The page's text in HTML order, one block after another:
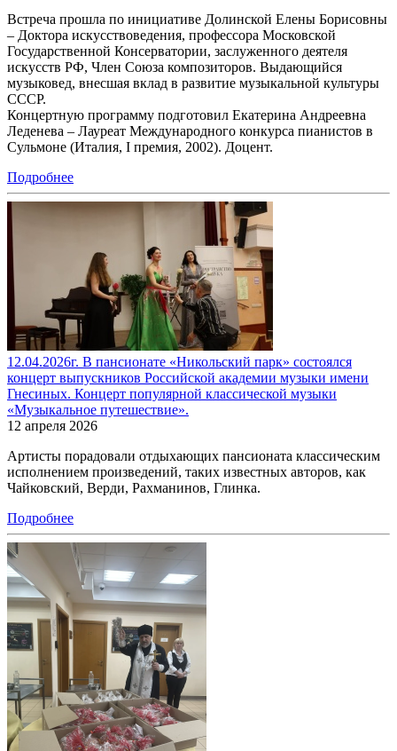
Встреча прошла по инициативе Долинской Елены Борисовны
– Доктора искусствоведения, профессора Московской
Государственной Консерватории, заслуженного деятеля
искусств РФ, Член Союза композиторов. Выдающийся
музыковед, внесшая вклад в развитие музыкальной культуры
СССР.
Концертную программу подготовил Екатерина Андреевна
Леденева – Лауреат Международного конкурса пианистов в
Сульмоне (Италия, I премия, 2002). Доцент.
Подробнее
12.04.2026г. В пансионате «Никольский парк» состоялся
концерт выпускников Российской академии музыки имени
Гнесиных. Концерт популярной классической музыки
«Музыкальное путешествие».
12 апреля 2026
Артисты порадовали отдыхающих пансионата классическим
исполнением произведений, таких известных авторов, как
Чайковский, Верди, Рахманинов, Глинка.
Подробнее